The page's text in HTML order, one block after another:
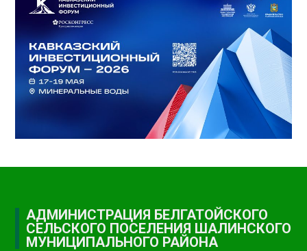
АДМИНИСТРАЦИЯ БЕЛГАТОЙСКОГО
СЕЛЬСКОГО ПОСЕЛЕНИЯ ШАЛИНСКОГО
МУНИЦИПАЛЬНОГО РАЙОНА